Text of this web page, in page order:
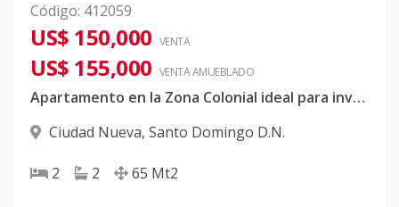
Código: 412059
US$ 150,000 VENTA
US$ 155,000 VENTA AMUEBLADO
Apartamento en la Zona Colonial ideal para invertir
Ciudad Nueva, Santo Domingo D.N.
2 2 65 Mt2